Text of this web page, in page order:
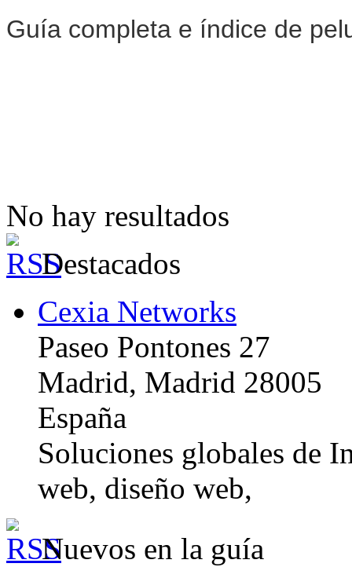
Guía completa e índice de
No hay resultados
Destacados
Cexia Networks
Paseo Pontones 27
Madrid, Madrid 28005
España
Soluciones globales de
web, diseño web,
Nuevos en la guía